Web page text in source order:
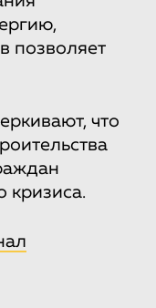
позволяет
что
кризиса.